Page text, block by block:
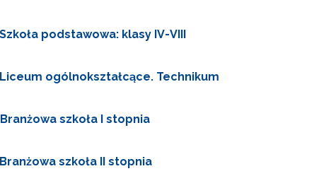
podstawowa: klasy IV-VIII
ogólnokształcące. Technikum
szkoła I stopnia
szkoła II stopnia